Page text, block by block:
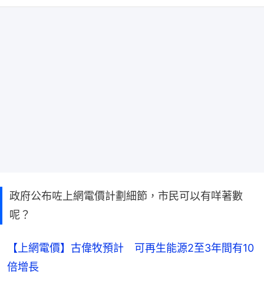
政府公布咗上網電價計劃細節，市民可以有咩著數
呢？
【上網電價】古偉牧預計 可再生能源2至3年間有10
倍增長